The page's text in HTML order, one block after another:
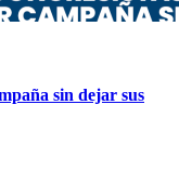
sin dejar sus